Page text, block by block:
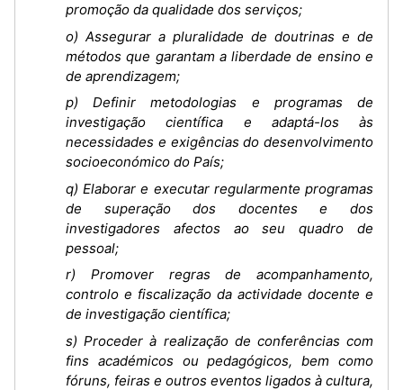
promoção da qualidade dos serviços;
o) Assegurar a pluralidade de doutrinas e de
métodos que garantam a liberdade de ensino e
de aprendizagem;
p) Definir metodologias e programas de
investigação científica e adaptá-los às
necessidades e exigências do desenvolvimento
socioeconómico do País;
q) Elaborar e executar regularmente programas
de superação dos docentes e dos
investigadores afectos ao seu quadro de
pessoal;
r) Promover regras de acompanhamento,
controlo e fiscalização da actividade docente e
de investigação científica;
s) Proceder à realização de conferências com
fins académicos ou pedagógicos, bem como
fóruns, feiras e outros eventos ligados à cultura,